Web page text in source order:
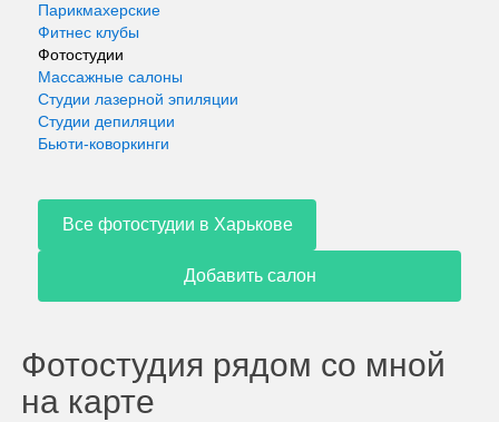
Парикмахерские
Фитнес клубы
Фотостудии
Массажные салоны
Студии лазерной эпиляции
Студии депиляции
Бьюти-коворкинги
Все фотостудии в Харькове
Добавить салон
Фотостудия рядом со мной
на карте